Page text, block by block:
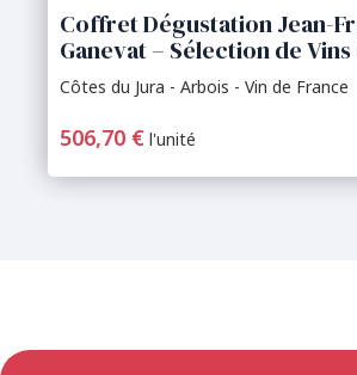
Coffret Dégustation Jean-
Ganevat – Sélection de
Côtes du Jura - Arbois - Vin de France
506,70 € l'unité